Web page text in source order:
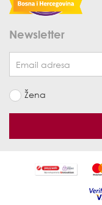
Newsletter
Žena